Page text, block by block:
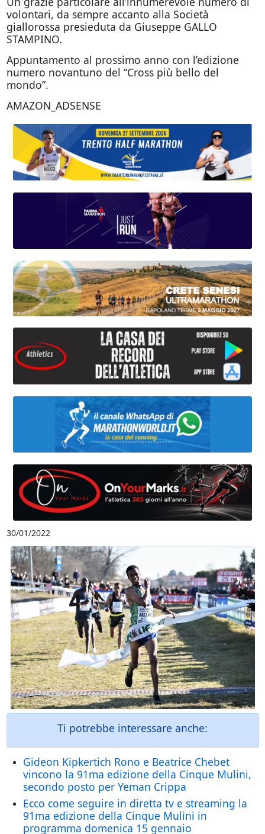
volontari, da sempre accanto alla Società
giallorossa presieduta da Giuseppe GALLO
STAMPINO.
Appuntamento al prossimo anno con l’edizione
numero novantuno del “Cross più bello del
mondo”.
AMAZON_ADSENSE
30/01/2022
Ti potrebbe interessare anche:
Gideon Kipkertich Rono e Beatrice Chebet
vincono la 91ma edizione della Cinque Mulini,
secondo posto per Yeman Crippa
Ecco come seguire in diretta tv e streaming la
91ma edizione della Cinque Mulini in
programma domenica 15 gennaio